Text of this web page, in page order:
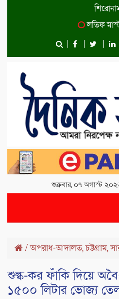
লতিফ মাস্টার
শুক্রবার, ০৭ অগাস্ট
/অপরাধ-আদালত,চট্টগ্রাম,
শুল্ক-কর ফাঁকি দিয়ে
১৫০০ লিটার ভোজ্য